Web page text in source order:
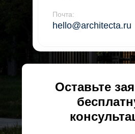
Почта:
hello@architecta.ru
Оставьте